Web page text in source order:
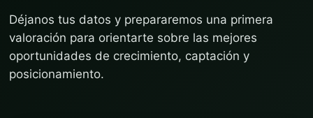
Déjanos tus datos y prepararemos una primera
valoración para orientarte sobre las mejores
oportunidades de crecimiento, captación y
posicionamiento.